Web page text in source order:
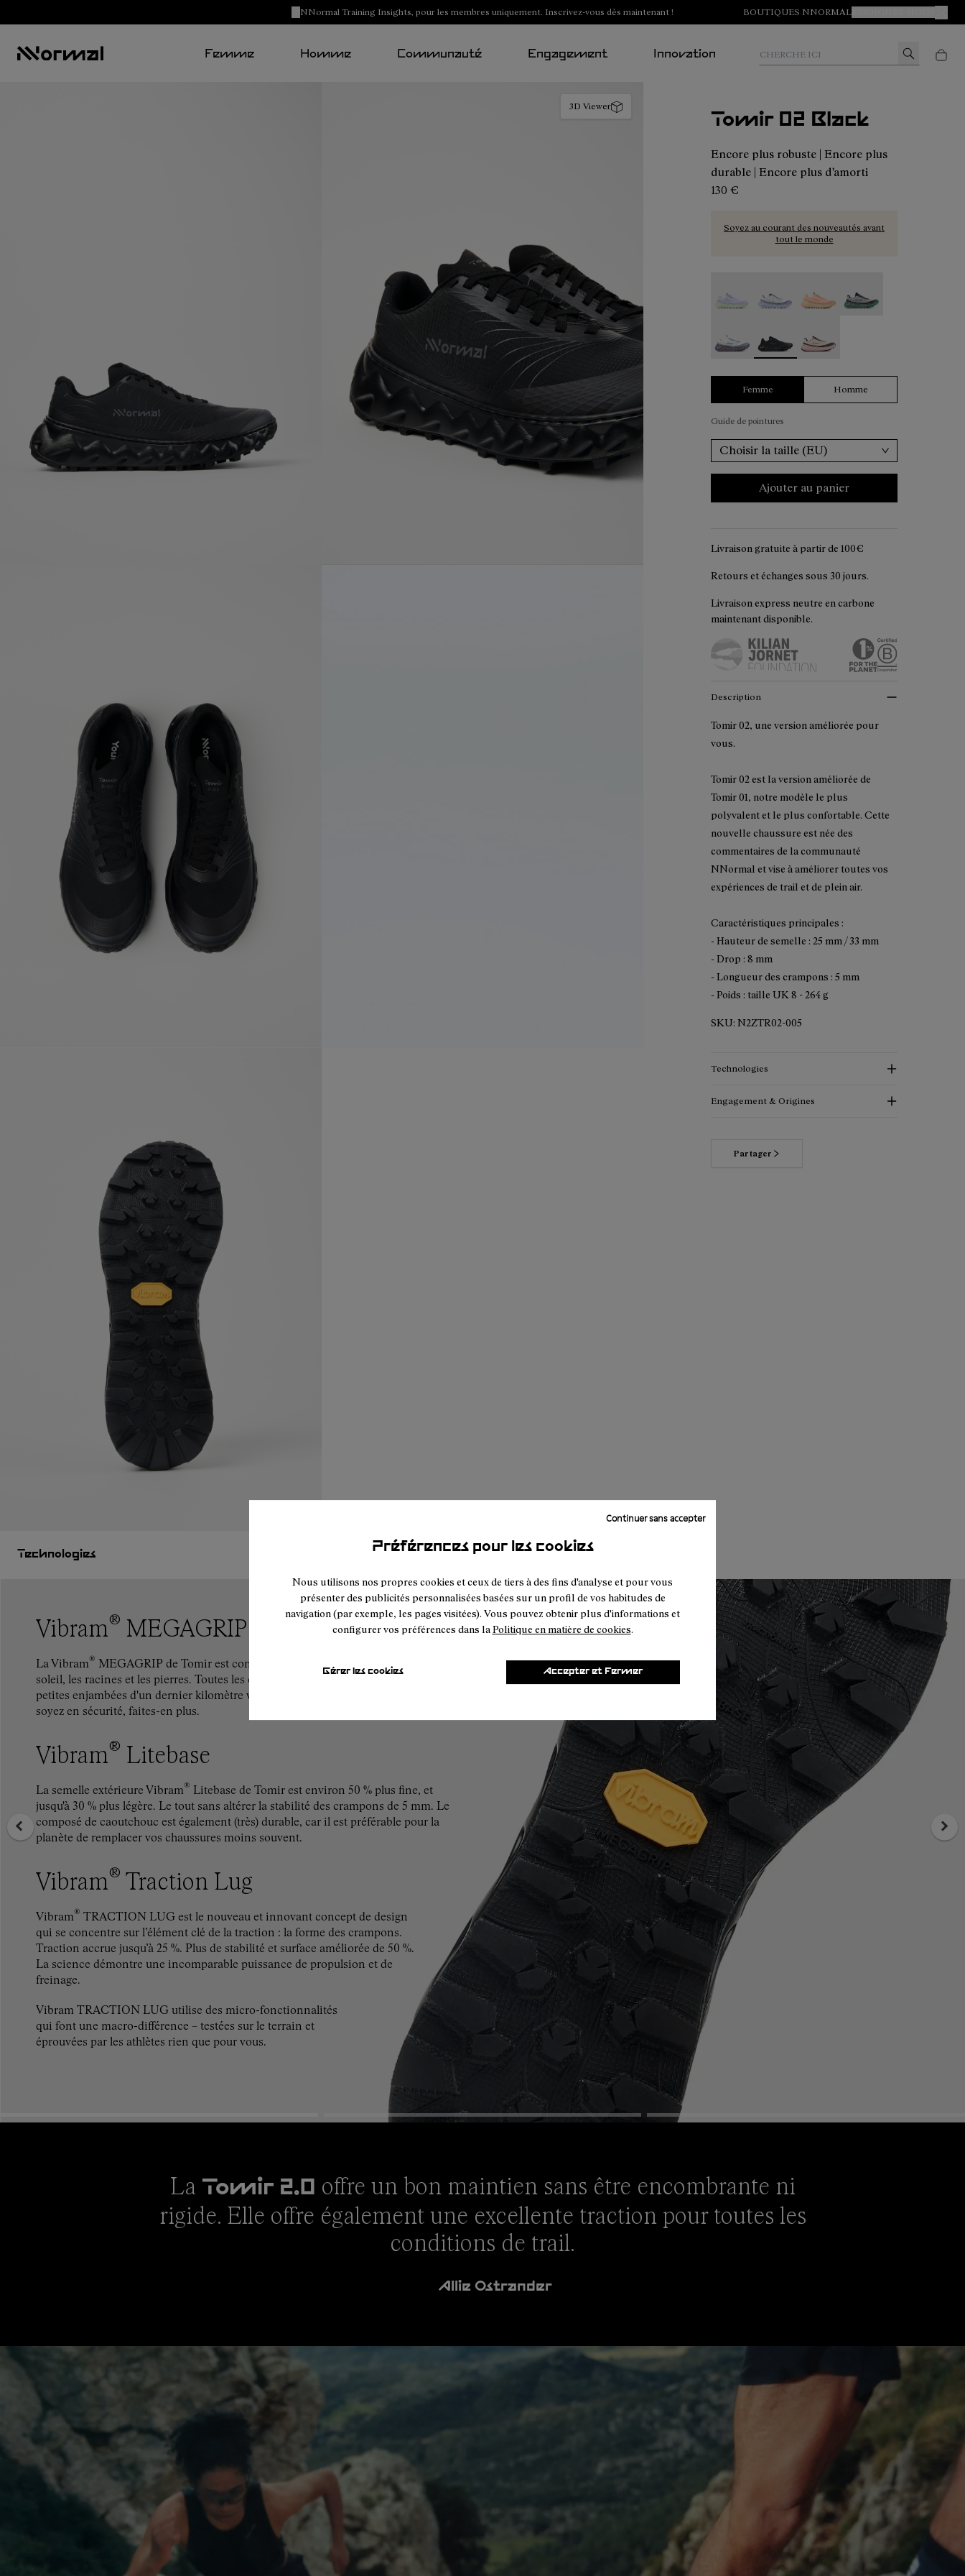
Préférences pour les cookies
Nous utilisons nos propres cookies et ceux de tiers à des fins d'analyse et pour vous
présenter des publicités personnalisées basées sur un profil de vos habitudes de
navigation (par exemple, les pages visitées). Vous pouvez obtenir plus d'informations et
configurer vos préférences dans laPolitique en matière de cookies.
Gérer les cookies
Continuer sans accepter
Accepter et Fermer
NNormal Training Insights, pour les membres uniquement. Inscrivez-vous dès maintenant ! BOUTIQUES NNORMAL MON
Femme Homme Communauté Engagement Innovation
3D Viewer
Tomir 02 Black
Encore plus robuste | Encore plus
durable | Encore plus d'amorti
130 €
Soyez au courant des nouveautés avant
tout le monde
Femme Homme
Guide de pointures
Choisir la taille (EU)
Ajouter au panier
Livraison gratuite à partir de 100€
Retours et échanges sous 30 jours.
Livraison express neutre en carbone
maintenant disponible.
Description
Tomir 02, une version améliorée pour
vous.
Tomir 02 est la version améliorée de
Tomir 01, notre modèle le plus
polyvalent et le plus confortable. Cette
nouvelle chaussure est née des
commentaires de la communauté
NNormal et vise à améliorer toutes vos
expériences de trail et de plein air.
Caractéristiques principales :
- Hauteur de semelle : 25 mm / 33 mm
- Drop : 8 mm
- Longueur des crampons : 5 mm
- Poids : taille UK 8 - 264 g
SKU: N2ZTR02-005
Technologies
Engagement & Origines
Partager
Technologies
Vibram® MEGAGRIP
La Vibram® MEGAGRIP de Tomir est conçue pour le gravier et l'herbe, le sable et le
soleil, les racines et les pierres. Toutes les conditions, toutes les aventures. Des
petites enjambées d'un dernier kilomètre vertical aux week-ends de randonnée –
soyez en sécurité, faites-en plus.
Vibram® Litebase
La semelle extérieure Vibram® Litebase de Tomir est environ 50 % plus fine, et
jusqu'à 30 % plus légère. Le tout sans altérer la stabilité des crampons de 5 mm. Le
composé de caoutchouc est également (très) durable, car il est préférable pour la
planète de remplacer vos chaussures moins souvent.
Vibram® Traction Lug
Vibram® TRACTION LUG est le nouveau et innovant concept de design
qui se concentre sur l’élément clé de la traction : la forme des crampons.
Traction accrue jusqu’à 25 %. Plus de stabilité et surface améliorée de 50 %.
La science démontre une incomparable puissance de propulsion et de
freinage.
Vibram TRACTION LUG utilise des micro-fonctionnalités
qui font une macro-différence – testées sur le terrain et
éprouvées par les athlètes rien que pour vous.
La Tomir 2.0 offre un bon maintien sans être encombrante ni
rigide. Elle offre également une excellente traction pour toutes les
conditions de trail.
Allie Ostrander